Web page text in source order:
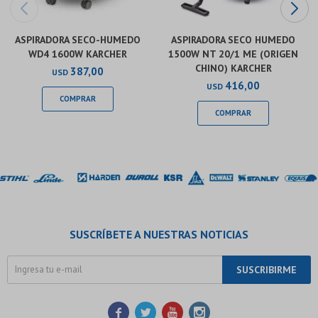
ASPIRADORA SECO-HUMEDO
WD4 1600W KARCHER
USD 387,00
ASPIRADORA SECO HUMEDO
1500W NT 20/1 ME (ORIGEN
CHINO) KARCHER
USD 416,00
SUSCRÍBETE A NUESTRAS NOTICIAS
SUSCRIBIRME
   